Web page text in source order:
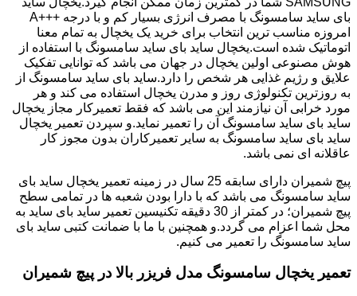
بای ساید سامسونگ با مصرف انرژی بسیار کم و با درجه +++A
امروزه مناسب ترین انتخاب برای خرید یک یخچال به تمام معنا
اتوماتیک شده است.یخچال ساید بای ساید سامسونگ با استفاده از
هوش مصنوعی اولین یخچال در جهان می باشد که توانایی تفکیک
علایق و رژیم غذایی هر شخص را دارد.ساید بای ساید سامسونگ از
به روزترین تکنولوژی روز و مدرن یخچال استفاده می کند و هر
مورد خرابی آن نیازمند این می باشد که فقط تعمیرکار مجاز یخچال
ساید بای ساید سامسونگ آن را تعمیر نماید.و سپردن تعمیر یخچال
ساید بای ساید سامسونگ به سایر تعمیرکاران بدون مجوز کار
عاقلانه ای نمی باشد.
پیچ شمیران دارای سابقه 25 سال در زمینه تعمیر یخچال ساید بای
ساید سامسونگ می باشد که با دارا بودن شعبه ها در تمامی سطح
پیچ شمیران؛ در کمتر از 30 دقیقه تکنیسین تعمیر ساید بای ساید به
محل شما اعزام می گردد.و همچنین با ما با ضمانت کتبی ساید بای
ساید سامسونگ را تعمیر می کنیم.
تعمیر یخچال سامسونگ مدل فریزر بالا در پیچ شمیران